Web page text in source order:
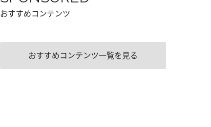
おすすめコンテンツ
おすすめコンテンツ一覧を見る